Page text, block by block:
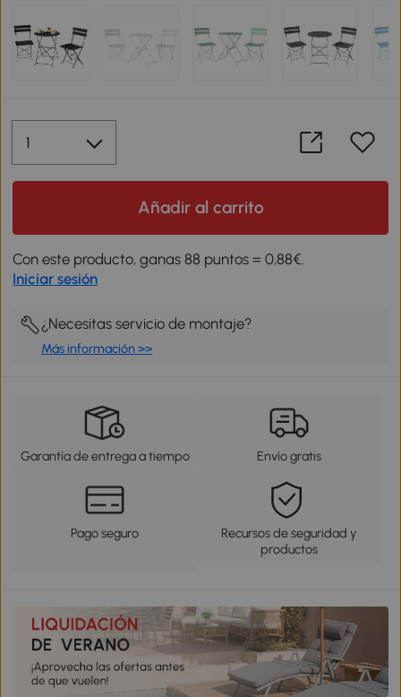
Añadir al carrito
Con este producto, ganas 88 puntos = 0,88€.
Iniciar sesión
¿Necesitas servicio de montaje?
Más información >>
Garantía de entrega a tiempo Envío gratis
Pago seguro
Recursos de seguridad y
productos